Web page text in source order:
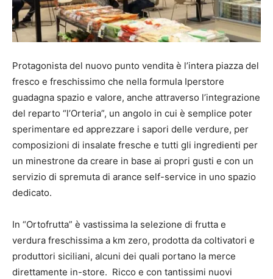
Protagonista del nuovo punto vendita è l’intera piazza del
fresco e freschissimo che nella formula Iperstore
guadagna spazio e valore, anche attraverso l’integrazione
del reparto “l’Orteria”, un angolo in cui è semplice poter
sperimentare ed apprezzare i sapori delle verdure, per
composizioni di insalate fresche e tutti gli ingredienti per
un minestrone da creare in base ai propri gusti e con un
servizio di spremuta di arance self-service in uno spazio
dedicato.
In “Ortofrutta” è vastissima la selezione di frutta e
verdura freschissima a km zero, prodotta da coltivatori e
produttori siciliani, alcuni dei quali portano la merce
direttamente in-store. Ricco e con tantissimi nuovi